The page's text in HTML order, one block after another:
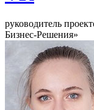
руководитель
Бизнес-Решения»